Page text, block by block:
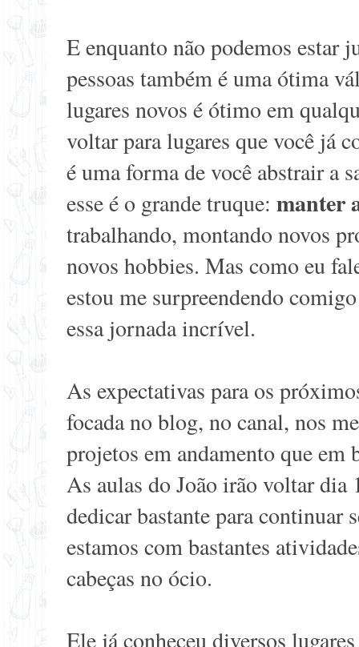
E enquanto não podemos estar
pessoas também é uma ótima
lugares novos é ótimo em
voltar para lugares que você já
é uma forma de você abstrair a
esse é o grande truque: manter
trabalhando, montando novos
novos hobbies. Mas como eu
estou me surpreendendo
essa jornada incrível.
As expectativas para os
focada no blog, no canal, nos
projetos em andamento que em
As aulas do João irão voltar dia
dedicar bastante para continuar
estamos com bastantes
cabeças no ócio.
Ele já conheceu diversos